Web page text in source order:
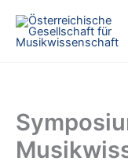
content